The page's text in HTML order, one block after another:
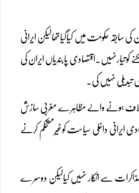
سابقہ حکومت میں کیاگیاتھالیکن ایرانی
پابندیاں ایران کی
نہیں کی۔
کی قیمتوں میں اضافے کے خلاف ہونے والے مظاہرے مغربی سازش
داخلی سیاست کوغیرمستحکم کرنے
مذاکرات سے انکار نہیں کیالیکن دوسرے